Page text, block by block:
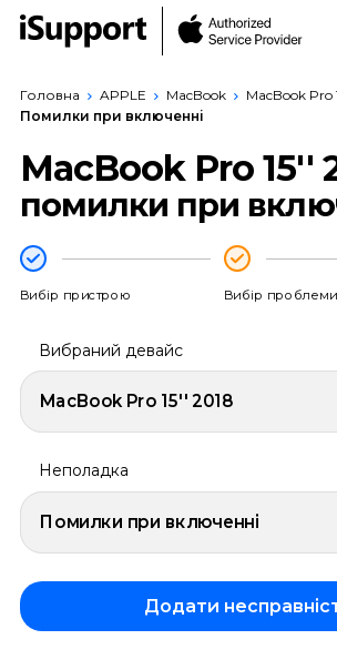
Головна APPLE MacBook
MacBook Pro
Помилки при включенні
MacBook Pro 15''
помилки при
Вибір пристрою Вибір проблеми
Вибраний девайс
MacBook Pro 15'' 2018
Неполадка
Помилки при включенні
Додати